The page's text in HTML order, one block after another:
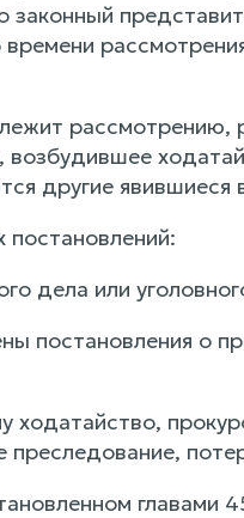
рассмотрению,
другие явившиеся
дела или
постановления о
ходатайство,
преследование,
главами